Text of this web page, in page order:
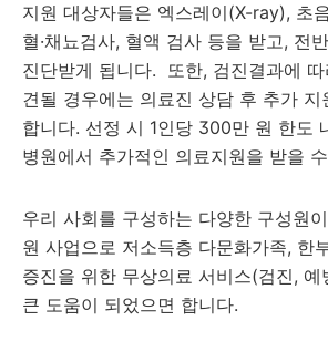
지원 대상자들은 엑스레이(X-ray), 초
혈·채뇨검사, 혈액 검사 등을 받고, 전
진단받게 됩니다. 또한, 검진결과에
견될 경우에는 의료진 상담 후 추가 지
합니다. 선정 시 1인당 300만 원 한도
병원에서 추가적인 의료지원을 받을
우리 사회를 구성하는 다양한 구성원
원 사업으로 저소득층 다문화가족, 한
증진을 위한 무상의료 서비스(검진,
큰 도움이 되었으면 합니다.